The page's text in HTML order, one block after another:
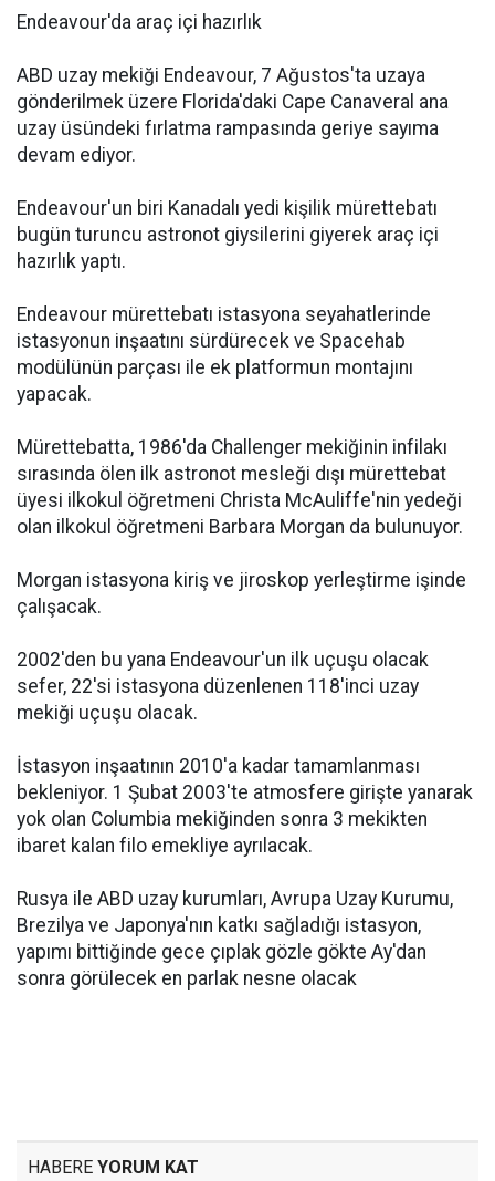
Endeavour'da araç içi hazırlık
ABD uzay mekiği Endeavour, 7 Ağustos'ta uzaya
gönderilmek üzere Florida'daki Cape Canaveral ana
uzay üsündeki fırlatma rampasında geriye sayıma
devam ediyor.
Endeavour'un biri Kanadalı yedi kişilik mürettebatı
bugün turuncu astronot giysilerini giyerek araç içi
hazırlık yaptı.
Endeavour mürettebatı istasyona seyahatlerinde
istasyonun inşaatını sürdürecek ve Spacehab
modülünün parçası ile ek platformun montajını
yapacak.
Mürettebatta, 1986'da Challenger mekiğinin infilakı
sırasında ölen ilk astronot mesleği dışı mürettebat
üyesi ilkokul öğretmeni Christa McAuliffe'nin yedeği
olan ilkokul öğretmeni Barbara Morgan da bulunuyor.
Morgan istasyona kiriş ve jiroskop yerleştirme işinde
çalışacak.
2002'den bu yana Endeavour'un ilk uçuşu olacak
sefer, 22'si istasyona düzenlenen 118'inci uzay
mekiği uçuşu olacak.
İstasyon inşaatının 2010'a kadar tamamlanması
bekleniyor. 1 Şubat 2003'te atmosfere girişte yanarak
yok olan Columbia mekiğinden sonra 3 mekikten
ibaret kalan filo emekliye ayrılacak.
Rusya ile ABD uzay kurumları, Avrupa Uzay Kurumu,
Brezilya ve Japonya'nın katkı sağladığı istasyon,
yapımı bittiğinde gece çıplak gözle gökte Ay'dan
sonra görülecek en parlak nesne olacak
HABERE YORUM KAT